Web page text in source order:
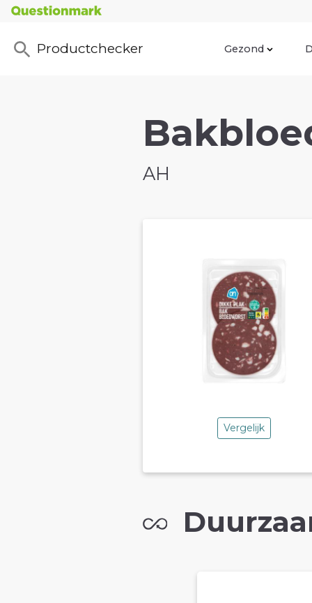
Productchecker Gezond
AH
Vergelijk